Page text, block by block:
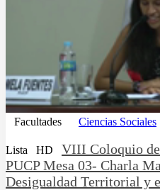
Facultades Ciencias Sociales
Lista HD
VIII Coloquio de
PUCP Mesa 03- Charla
Desigualdad Territorial y